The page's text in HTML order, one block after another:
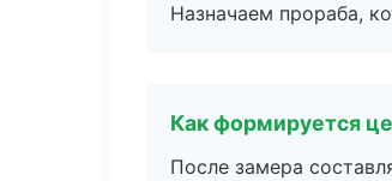
Назначаем прораба,
Как формируется
После замера